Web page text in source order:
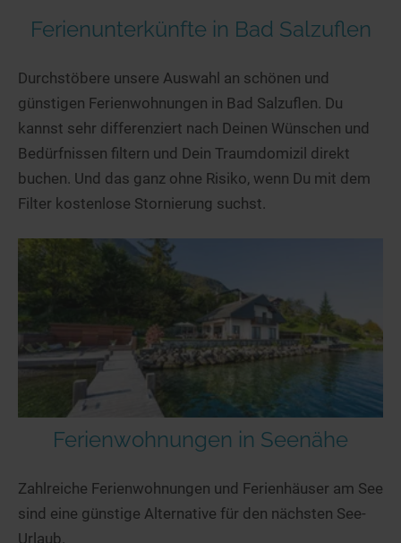
Ferienunterkünfte in Bad Salzuflen
Durchstöbere unsere Auswahl an schönen und
günstigen Ferienwohnungen in Bad Salzuflen. Du
kannst sehr differenziert nach Deinen Wünschen und
Bedürfnissen filtern und Dein Traumdomizil direkt
buchen. Und das ganz ohne Risiko, wenn Du mit dem
Filter kostenlose Stornierung suchst.
Ferienwohnungen in Seenähe
Zahlreiche Ferienwohnungen und Ferienhäuser am See
sind eine günstige Alternative für den nächsten See-
Urlaub.